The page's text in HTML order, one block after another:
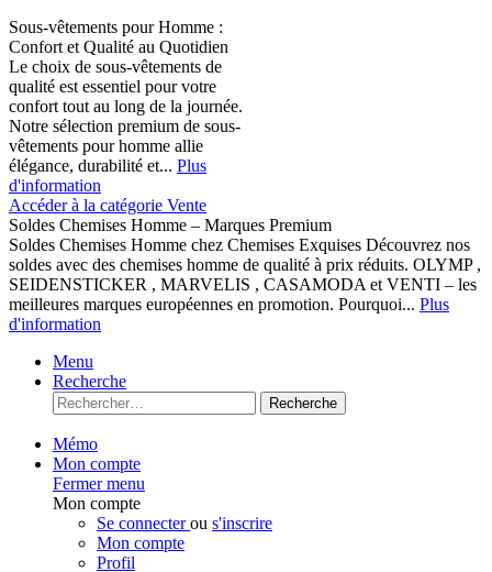
Sous-vêtements pour Homme :
Confort et Qualité au Quotidien
Le choix de sous-vêtements de
qualité est essentiel pour votre
confort tout au long de la journée.
Notre sélection premium de sous-
vêtements pour homme allie
élégance, durabilité et... Plus
d'information
Accéder à la catégorie Vente
Soldes Chemises Homme – Marques Premium
Soldes Chemises Homme chez Chemises Exquises Découvrez nos
soldes avec des chemises homme de qualité à prix réduits. OLYMP ,
SEIDENSTICKER , MARVELIS , CASAMODA et VENTI – les
meilleures marques européennes en promotion. Pourquoi... Plus
d'information
Menu
Recherche
Recherche
Mémo
Mon compte
Fermer menu
Mon compte
Se connecterou s'inscrire
Mon compte
Profil